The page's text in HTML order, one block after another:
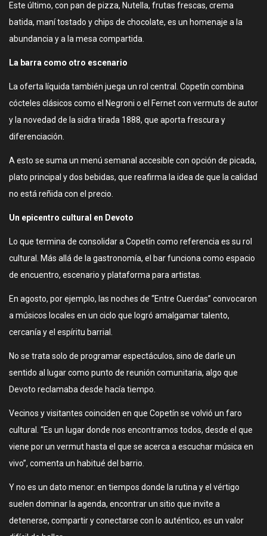
Este último, con pan de pizza, Nutella, frutas frescas, crema
batida, maní tostado y chips de chocolate, es un homenaje a la
abundancia y a la mesa compartida.
La barra como otro escenario
La oferta líquida también juega un rol central. Copetín combina
cócteles clásicos como el Negroni o el Fernet con vermuts de autor
y la novedad de la sidra tirada 1888, que aporta frescura y
diferenciación.
A esto se suma un menú semanal accesible con opción de picada,
plato principal y dos bebidas, que reafirma la idea de que la calidad
no está reñida con el precio.
Un epicentro cultural en Devoto
Lo que termina de consolidar a Copetín como referencia es su rol
cultural. Más allá de la gastronomía, el bar funciona como espacio
de encuentro, escenario y plataforma para artistas.
En agosto, por ejemplo, las noches de “Entre Cuerdas” convocaron
a músicos locales en un ciclo que logró amalgamar talento,
cercanía y el espíritu barrial.
No se trata solo de programar espectáculos, sino de darle un
sentido al lugar como punto de reunión comunitaria, algo que
Devoto reclamaba desde hacía tiempo.
Vecinos y visitantes coinciden en que Copetín se volvió un faro
cultural. “Es un lugar donde nos encontramos todos, desde el que
viene por un vermut hasta el que se acerca a escuchar música en
vivo”, comenta un habitué del barrio.
Y no es un dato menor: en tiempos donde la rutina y el vértigo
suelen dominar la agenda, encontrar un sitio que invite a
detenerse, compartir y conectarse con lo auténtico, es un valor